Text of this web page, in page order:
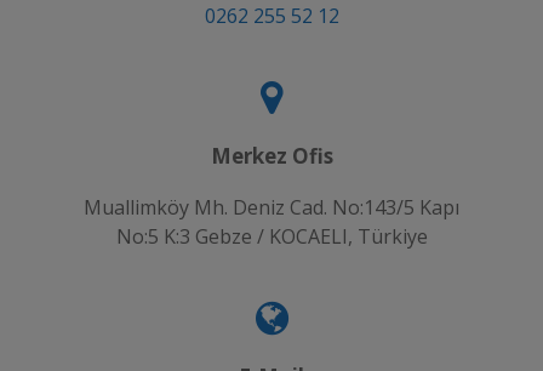
0262 255 52 12
Merkez Ofis
Muallimköy Mh. Deniz Cad. No:143/5 Kapı
No:5 K:3 Gebze / KOCAELI, Türkiye